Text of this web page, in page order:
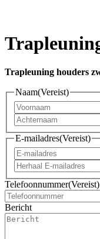
Trapleuning houders
Naam(Vereist)
E-mailadres(Vereist)
Telefoonnummer(Vereist)
Bericht